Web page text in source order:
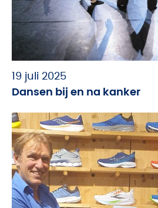
19 juli 2025
Dansen bij en na kanker